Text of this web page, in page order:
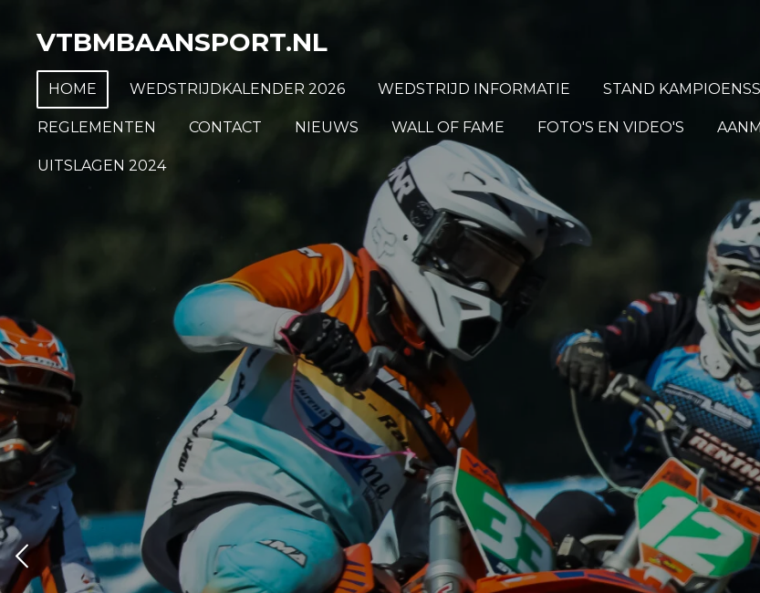
direct
hoofdinhoud
VTBMBAANSPORT.NL
HOME WEDSTRIJDKALENDER 2026 WEDSTRIJD INFORMATIE STAND
REGLEMENTEN CONTACT NIEUWS WALL OF FAME FOTO'S EN VIDEO'S
UITSLAGEN 2024